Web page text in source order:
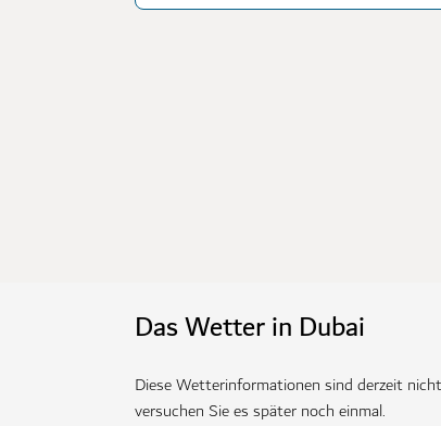
Das Wetter in Dubai
Diese Wetterinformationen sind derzeit
versuchen Sie es später noch einmal.